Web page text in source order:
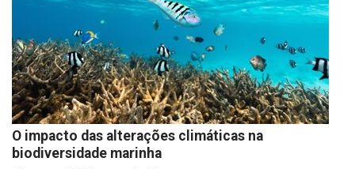
O impacto das alterações climáticas na
biodiversidade marinha